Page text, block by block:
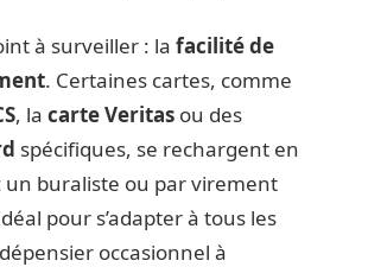
à surveiller : la facilité de
. Certaines cartes, comme
, la carte Veritas ou des
spécifiques, se rechargent en
un buraliste ou par virement
pour s’adapter à tous les
occasionnel à